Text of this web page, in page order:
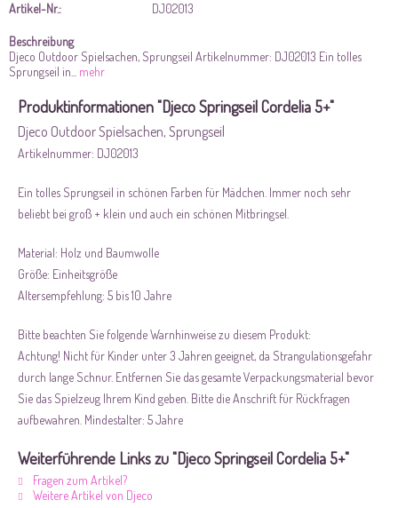
Artikel-Nr.: DJ02013
Beschreibung
Djeco Outdoor Spielsachen, Sprungseil Artikelnummer: DJ02013 Ein tolles
Sprungseil in...
mehr
Produktinformationen "Djeco Springseil Cordelia 5+"
Djeco Outdoor Spielsachen, Sprungseil
Artikelnummer: DJ02013
Ein tolles Sprungseil in schönen Farben für Mädchen. Immer noch sehr
beliebt bei groß + klein und auch ein schönen Mitbringsel.
Material: Holz und Baumwolle
Größe: Einheitsgröße
Altersempfehlung: 5 bis 10 Jahre
Bitte beachten Sie folgende Warnhinweise zu diesem Produkt:
Achtung! Nicht für Kinder unter 3 Jahren geeignet, da Strangulationsgefahr
durch lange Schnur. Entfernen Sie das gesamte Verpackungsmaterial bevor
Sie das Spielzeug Ihrem Kind geben. Bitte die Anschrift für Rückfragen
aufbewahren. Mindestalter: 5 Jahre
Weiterführende Links zu "Djeco Springseil Cordelia 5+"
Fragen zum Artikel?
Weitere Artikel von Djeco